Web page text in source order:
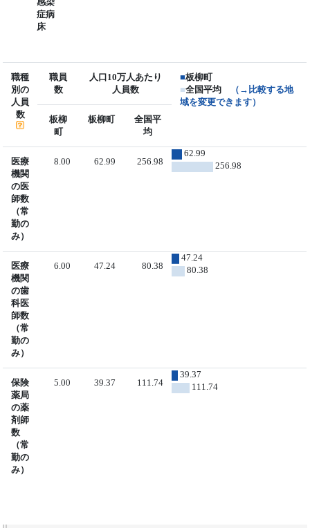
症病
床
職種
別の
人員
数
職員
数
人口10万人あたり
人員数
■板柳町
■全国平均
（→比較する地
域を変更できます）
板柳
町
板柳町
全国平
均
医療
機関
の医
師数
（常
勤の
み）
8.00 62.99 256.98
62.99
256.98
医療
機関
の歯
科医
師数
（常
勤の
み）
6.00 47.24 80.38
47.24
80.38
保険
薬局
の薬
剤師
数
（常
勤の
み）
5.00 39.37 111.74
39.37
111.74